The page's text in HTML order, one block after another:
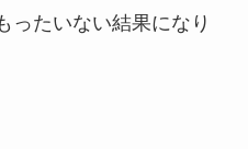
ったいない結果になり